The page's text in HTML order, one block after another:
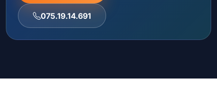
075.19.14.691